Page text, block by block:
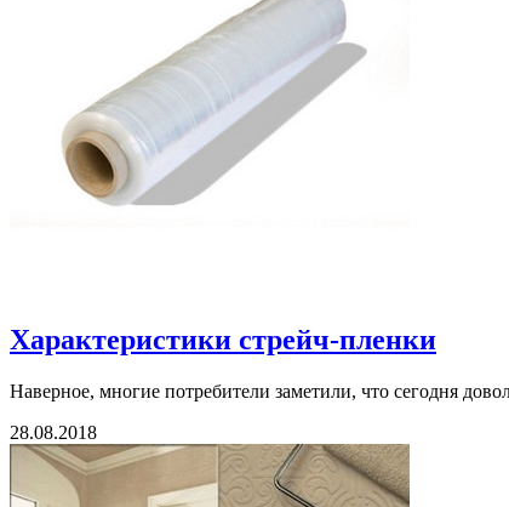
Характеристики стрейч-пленки
Наверное, многие потребители заметили, что сегодня
28.08.2018